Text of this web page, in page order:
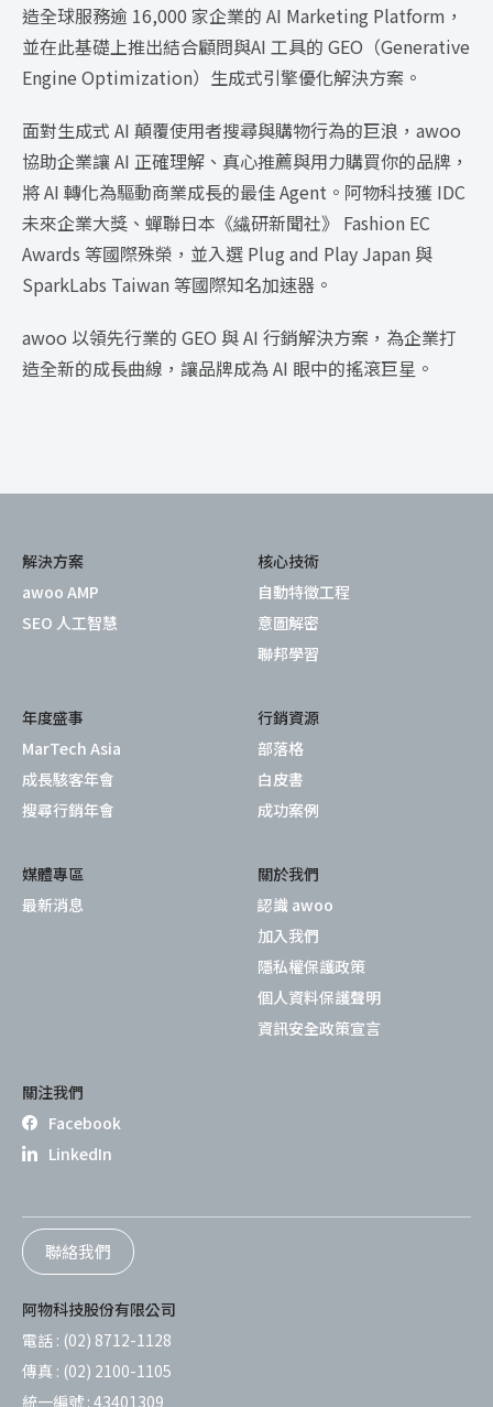
造全球服務逾 16,000 家企業的 AI Marketing Platform，
並在此基礎上推出結合顧問與AI 工具的 GEO（Generative
Engine Optimization）生成式引擎優化解決方案。
面對生成式 AI 顛覆使用者搜尋與購物行為的巨浪，awoo
協助企業讓 AI 正確理解、真心推薦與用力購買你的品牌，
將 AI 轉化為驅動商業成長的最佳 Agent。阿物科技獲 IDC
未來企業大獎、蟬聯日本《繊研新聞社》 Fashion EC
Awards 等國際殊榮，並入選 Plug and Play Japan 與
SparkLabs Taiwan 等國際知名加速器。
awoo 以領先行業的 GEO 與 AI 行銷解決方案，為企業打
造全新的成長曲線，讓品牌成為 AI 眼中的搖滾巨星。
解決方案
awoo AMP
SEO 人工智慧
核心技術
自動特徵工程
意圖解密
聯邦學習
年度盛事
MarTech Asia
成長駭客年會
搜尋行銷年會
行銷資源
部落格
白皮書
成功案例
媒體專區
最新消息
關於我們
認識 awoo
加入我們
隱私權保護政策
個人資料保護聲明
資訊安全政策宣言
關注我們
Facebook
LinkedIn
聯絡我們
阿物科技股份有限公司
電話 : (02) 8712-1128
傳真 : (02) 2100-1105
統一編號 : 43401309